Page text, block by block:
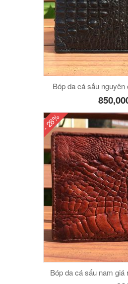
Bóp da cá sấu
- 28%
Bóp da cá sấu nam giá